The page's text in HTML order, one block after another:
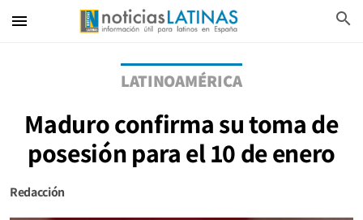
menu search
LATINOAMÉRICA
Maduro confirma su toma de
posesión para el 10 de enero
Redacción